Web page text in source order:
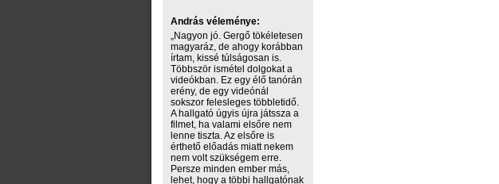
András véleménye:
„Nagyon jó. Gergő tökéletesen
magyaráz, de ahogy korábban
írtam, kissé túlságosan is.
Többször ismétel dolgokat a
videókban. Ez egy élő tanórán
erény, de egy videónál
sokszor felesleges többletidő.
A hallgató úgyis újra játssza a
filmet, ha valami elsőre nem
lenne tiszta. Az elsőre is
érthető előadás miatt nekem
nem volt szükségem erre.
Persze minden ember más,
lehet, hogy a többi hallgatónak